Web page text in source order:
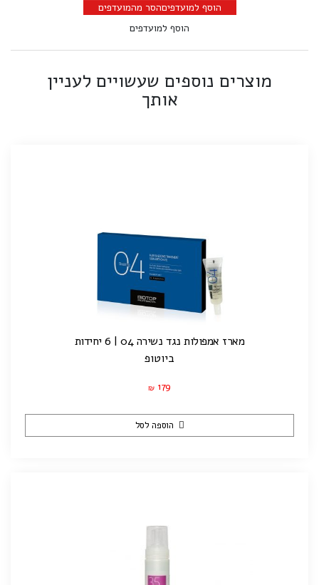
הוסף למועדפיםהסר מהמועדפים
הוסף למועדפים
מוצרים נוספים שעשויים לעניין
אותך
מארז אמפולות נגד נשירה 04 | 6 יחידות
ביוטופ
₪ 179
הוספה לסל